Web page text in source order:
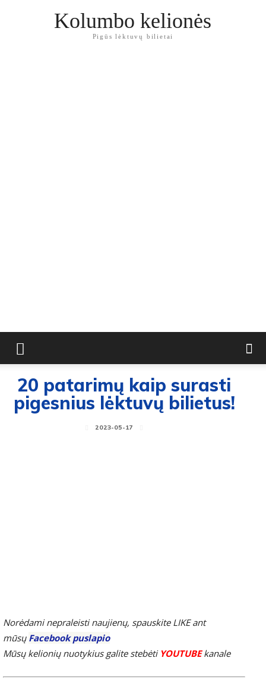
Kolumbo kelionės
Pigūs lėktuvų bilietai
20 patarimų kaip surasti
pigesnius lėktuvų bilietus!
2023-05-17
Norėdami nepraleisti naujienų, spauskite LIKE ant
mūsų Facebook puslapio
Mūsų kelionių nuotykius galite stebėti YOUTUBEkanale